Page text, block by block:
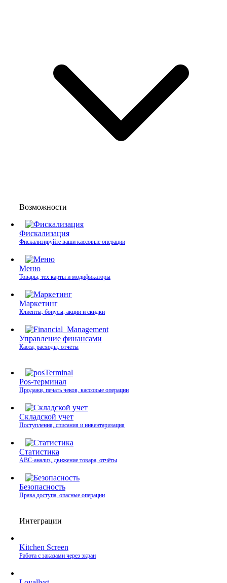
Возможности
Фискализация
Фискализируйте ваши кассовые операции
Меню
Товары, тех карты и модификаторы
Маркетинг
Клиенты, бонусы, акции и скидки
Управление финансами
Касса, расходы, отчёты
Pos-терминал
Продажи, печать чеков, кассовые операции
Складской учет
Поступления, списания и инвентаризация
Статистика
ABC-анализ, движение товара, отчёты
Безопасность
Права доступа, опасные операции
Интеграции
Kitchen Screen
Работа с заказами через экран